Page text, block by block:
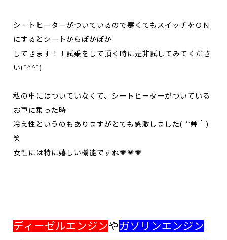
シートヒーターがついているので寒くてもスイッチをＯＮ
にするとシートからぽかぽか
してきます！！試乗をして頂く時に是非試してみてくださ
い(*^^*)
私の車にはついていなくて、シートヒーターがついている
お車に乗った時
冷え性というのもありますがとても感激しました( *´艸｀)
笑
女性には特に嬉しい機能ですね💗💗💗
ディーゼルエンジンやガソリンエンジン